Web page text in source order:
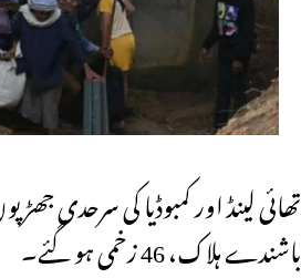
باشندے ہلاک، 46 زخمی ہو گئے۔